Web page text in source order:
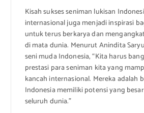
Kisah sukses seniman lukisan
internasional juga menjadi inspirasi
untuk terus berkarya dan
di mata dunia. Menurut Anindita
seni muda Indonesia, “Kita harus
prestasi para seniman kita yang
kancah internasional. Mereka adalah
Indonesia memiliki potensi yang
seluruh dunia.”